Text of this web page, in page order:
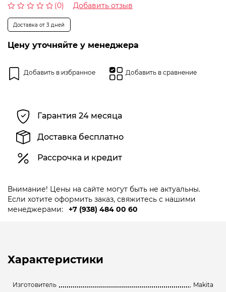
из
(0) Добавить отзыв
Доставка от 3 дней
Цену уточняйте у менеджера
Добавить в избранное Добавить в сравнение
Гарантия 24 месяца
Доставка бесплатно
Рассрочка и кредит
Внимание! Цены на сайте могут быть не актуальны.
Если хотите оформить заказ, свяжитесь с нашими
менеджерами:
+7 (938) 484 00 60
Характеристики
Изготовитель Makita